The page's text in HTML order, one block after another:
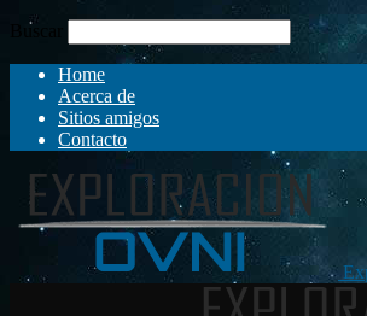
Buscar
Home
Acerca de
Sitios amigos
Contacto